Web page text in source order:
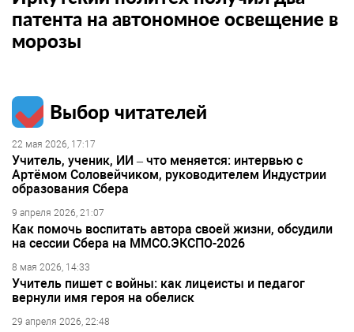
патента на автономное освещение в
морозы
Выбор читателей
22 мая 2026, 17:17
Учитель, ученик, ИИ – что меняется: интервью с
Артёмом Соловейчиком, руководителем Индустрии
образования Сбера
9 апреля 2026, 21:07
Как помочь воспитать автора своей жизни, обсудили
на сессии Сбера на ММСО.ЭКСПО-2026
8 мая 2026, 14:33
Учитель пишет с войны: как лицеисты и педагог
вернули имя героя на обелиск
29 апреля 2026, 22:48